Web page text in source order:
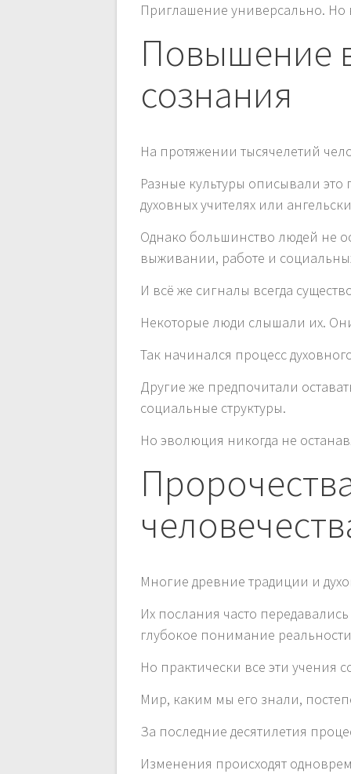
Приглашение универсально. Но
Повышение
сознания
На протяжении тысячелетий
Разные культуры описывали
духовных учителях или
Однако большинство людей не
выживании, работе и
И всё же сигналы всегда
Некоторые люди слышали их.
Так начинался процесс
Другие же предпочитали
социальные структуры.
Но эволюция никогда не
Многие древние традиции и
Их послания часто
глубокое понимание
Но практически все эти учения
Мир, каким мы его знали,
За последние десятилетия
Изменения происходят